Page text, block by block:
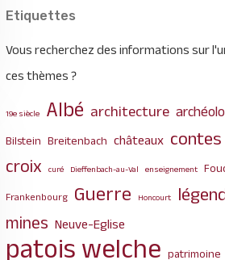
Etiquettes
Vous recherchez des informations sur
ces thèmes ?
19e siècle Albé architecture
Bilstein Breitenbach châteaux contes
croix curé Dieffenbach-au-Val enseignement
Frankenbourg Guerre Honcourt
mines Neuve-Eglise
patois welche patrimoine